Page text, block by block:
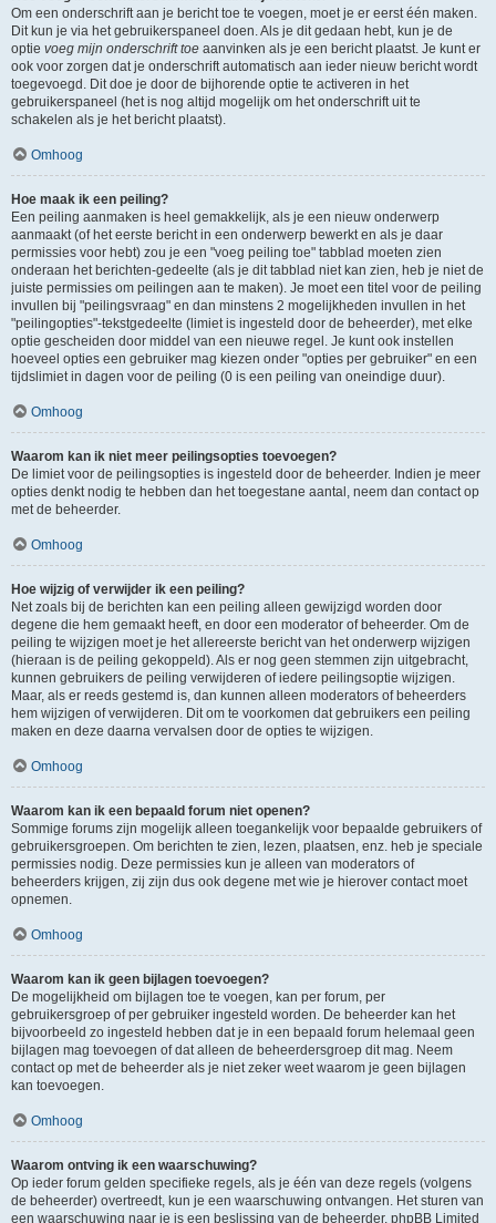
Om een onderschrift aan je bericht toe te voegen, moet je er eerst één maken.
Dit kun je via het gebruikerspaneel doen. Als je dit gedaan hebt, kun je de
optie voeg mijn onderschrift toe aanvinken als je een bericht plaatst. Je kunt er
ook voor zorgen dat je onderschrift automatisch aan ieder nieuw bericht wordt
toegevoegd. Dit doe je door de bijhorende optie te activeren in het
gebruikerspaneel (het is nog altijd mogelijk om het onderschrift uit te
schakelen als je het bericht plaatst).
Omhoog
Hoe maak ik een peiling?
Een peiling aanmaken is heel gemakkelijk, als je een nieuw onderwerp
aanmaakt (of het eerste bericht in een onderwerp bewerkt en als je daar
permissies voor hebt) zou je een "voeg peiling toe" tabblad moeten zien
onderaan het berichten-gedeelte (als je dit tabblad niet kan zien, heb je niet de
juiste permissies om peilingen aan te maken). Je moet een titel voor de peiling
invullen bij "peilingsvraag" en dan minstens 2 mogelijkheden invullen in het
"peilingopties"-tekstgedeelte (limiet is ingesteld door de beheerder), met elke
optie gescheiden door middel van een nieuwe regel. Je kunt ook instellen
hoeveel opties een gebruiker mag kiezen onder "opties per gebruiker" en een
tijdslimiet in dagen voor de peiling (0 is een peiling van oneindige duur).
Omhoog
Waarom kan ik niet meer peilingsopties toevoegen?
De limiet voor de peilingsopties is ingesteld door de beheerder. Indien je meer
opties denkt nodig te hebben dan het toegestane aantal, neem dan contact op
met de beheerder.
Omhoog
Hoe wijzig of verwijder ik een peiling?
Net zoals bij de berichten kan een peiling alleen gewijzigd worden door
degene die hem gemaakt heeft, en door een moderator of beheerder. Om de
peiling te wijzigen moet je het allereerste bericht van het onderwerp wijzigen
(hieraan is de peiling gekoppeld). Als er nog geen stemmen zijn uitgebracht,
kunnen gebruikers de peiling verwijderen of iedere peilingsoptie wijzigen.
Maar, als er reeds gestemd is, dan kunnen alleen moderators of beheerders
hem wijzigen of verwijderen. Dit om te voorkomen dat gebruikers een peiling
maken en deze daarna vervalsen door de opties te wijzigen.
Omhoog
Waarom kan ik een bepaald forum niet openen?
Sommige forums zijn mogelijk alleen toegankelijk voor bepaalde gebruikers of
gebruikersgroepen. Om berichten te zien, lezen, plaatsen, enz. heb je speciale
permissies nodig. Deze permissies kun je alleen van moderators of
beheerders krijgen, zij zijn dus ook degene met wie je hierover contact moet
opnemen.
Omhoog
Waarom kan ik geen bijlagen toevoegen?
De mogelijkheid om bijlagen toe te voegen, kan per forum, per
gebruikersgroep of per gebruiker ingesteld worden. De beheerder kan het
bijvoorbeeld zo ingesteld hebben dat je in een bepaald forum helemaal geen
bijlagen mag toevoegen of dat alleen de beheerdersgroep dit mag. Neem
contact op met de beheerder als je niet zeker weet waarom je geen bijlagen
kan toevoegen.
Omhoog
Waarom ontving ik een waarschuwing?
Op ieder forum gelden specifieke regels, als je één van deze regels (volgens
de beheerder) overtreedt, kun je een waarschuwing ontvangen. Het sturen van
een waarschuwing naar je is een beslissing van de beheerder, phpBB Limited